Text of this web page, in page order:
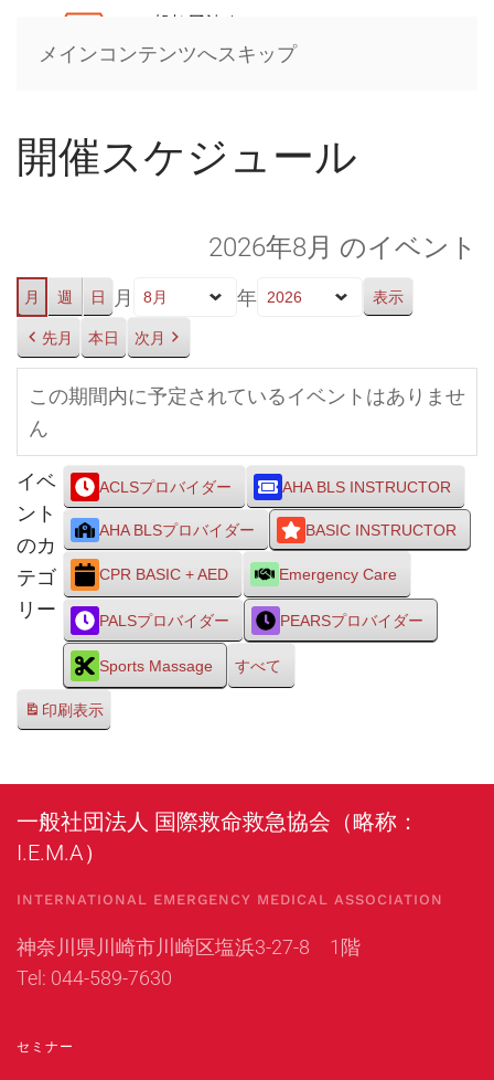
メインコンテンツへスキップ
開催スケジュール
2026年8月 のイベント
月 週 日 月 年
先月 本日 次月
この期間内に予定されているイベントはありませ
ん
イベ
ント
のカ
テゴ
リー
ACLSプロバイダー AHA BLS INSTRUCTOR
AHA BLSプロバイダー BASIC INSTRUCTOR
CPR BASIC + AED Emergency Care
PALSプロバイダー PEARSプロバイダー
Sports Massage すべて
印刷表示
一般社団法人 国際救命救急協会（略称：
I.E.M.A）
INTERNATIONAL EMERGENCY MEDICAL ASSOCIATION
神奈川県川崎市川崎区塩浜3-27-8 1階
Tel: 044-589-7630
セミナー